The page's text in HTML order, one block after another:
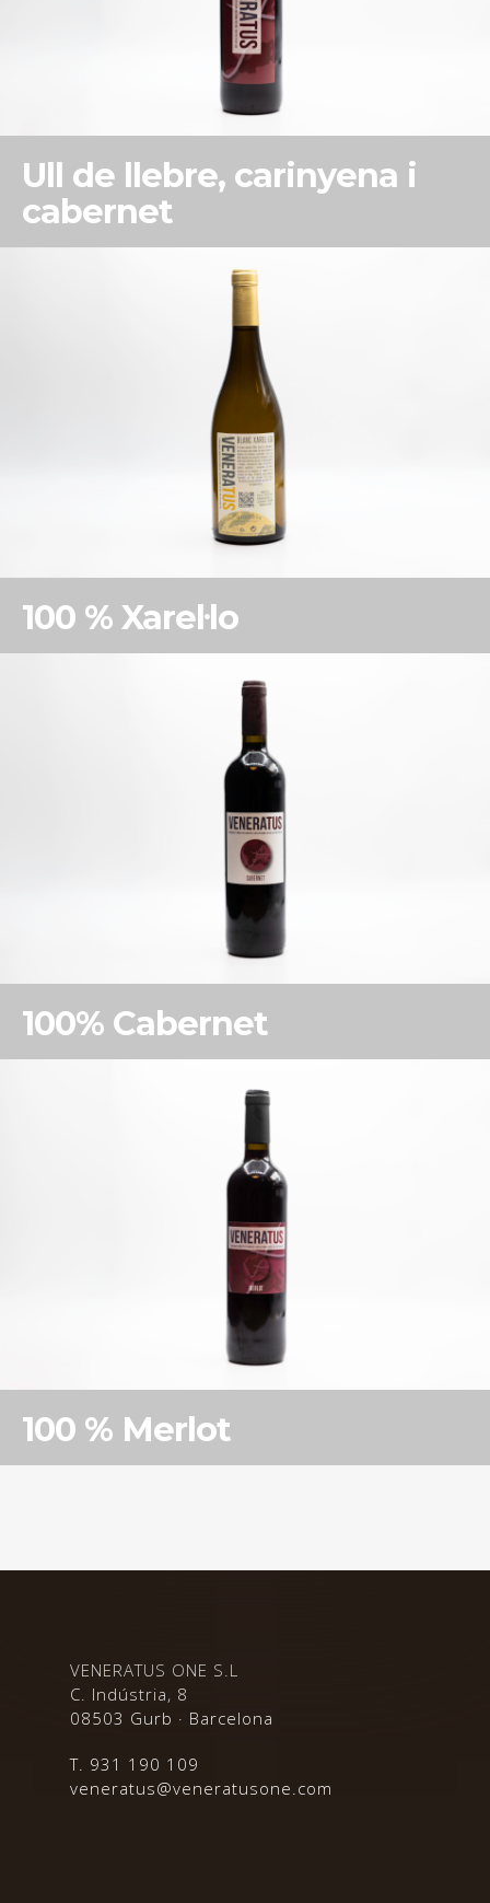
Ull de llebre, carinyena i
cabernet
100 % Xarel·lo
100% Cabernet
100 % Merlot
VENERATUS ONE S.L
C. Indústria, 8
08503 Gurb · Barcelona
T. 931 190 109
veneratus@veneratusone.com